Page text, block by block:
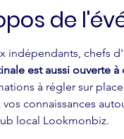
de
indépendants, chefs
est aussi ouverte
à régler sur place
vos connaissances
local Lookmonbiz.